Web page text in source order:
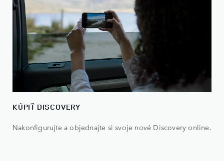
KÚPIŤ DISCOVERY
Nakonfigurujte a objednajte si svoje nové Discovery online.